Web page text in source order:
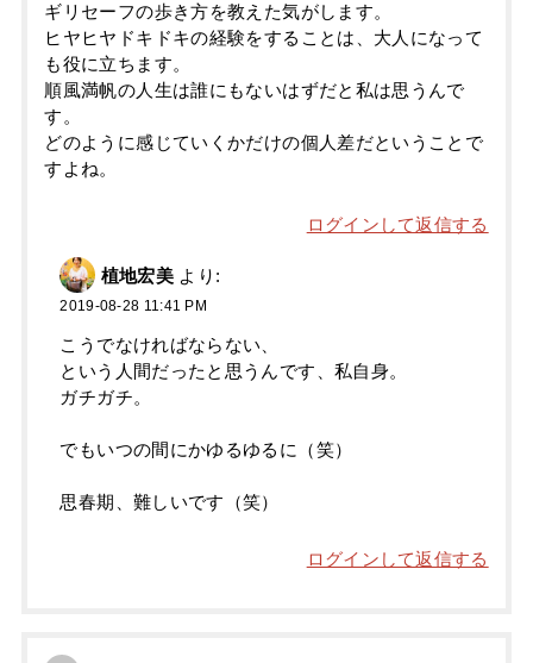
ギリセーフの歩き方を教えた気がします。
ヒヤヒヤドキドキの経験をすることは、大人になって
も役に立ちます。
順風満帆の人生は誰にもないはずだと私は思うんで
す。
どのように感じていくかだけの個人差だということで
すよね。
ログインして返信する
植地宏美 より:
2019-08-28 11:41 PM
こうでなければならない、
という人間だったと思うんです、私自身。
ガチガチ。
でもいつの間にかゆるゆるに（笑）
思春期、難しいです（笑）
ログインして返信する